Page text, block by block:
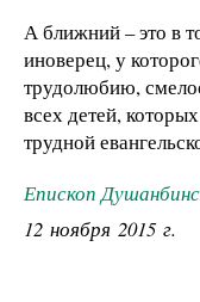
А ближний – это в
иноверец, у
трудолюбию,
всех детей,
трудной
Епископ
12 ноября 2015 г.